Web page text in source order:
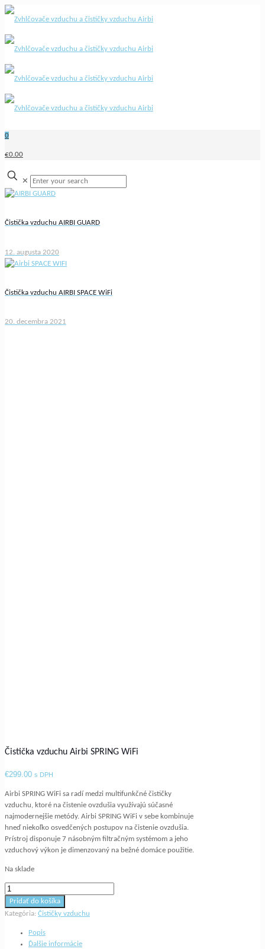
0
€0.00
✕
Čistička vzduchu AIRBI GUARD
12. augusta 2020
Čistička vzduchu AIRBI SPACE WiFi
20. decembra 2021
Čistička vzduchu Airbi SPRING WiFi
€299.00 s DPH
Airbi SPRING WiFi sa radí medzi multifunkčné čističky
vzduchu, ktoré na čistenie ovzdušia využívajú súčasné
najmodernejšie metódy. Airbi SPRING WiFi v sebe kombinuje
hneď niekoľko osvedčených postupov na čistenie ovzdušia.
Prístroj disponuje 7 násobným filtračným systémom a jeho
vzduchový výkon je dimenzovaný na bežné domáce použitie.
Na sklade
množstvo
Čistička
vzduchu
SPRING
Pridať do košíka
Kategória: Čističky vzduchu
Popis
Ďalšie informácie